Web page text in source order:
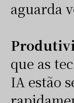
aguarda
que as
IA estão